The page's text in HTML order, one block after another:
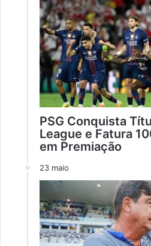
PSG Conquista
League e Fatura
em Premiação
23 maio